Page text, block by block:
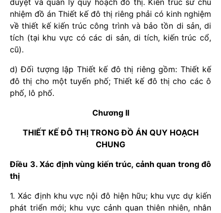
duyệt và quản lý quy hoạch đô thị. Kiến trúc sư chủ
nhiệm đồ án Thiết kế đô thị riêng phải có kinh nghiệm
về thiết kế kiến trúc công trình và bảo tồn di sản, di
tích (tại khu vực có các di sản, di tích, kiến trúc cổ,
cũ).
d) Đối tượng lập Thiết kế đô thị riêng gồm: Thiết kế
đô thị cho một tuyến phố; Thiết kế đô thị cho các ô
phố, lô phố.
Chương II
THIẾT KẾ ĐÔ THỊ TRONG ĐỒ ÁN QUY HOẠCH
CHUNG
Điều 3. Xác định vùng kiến trúc, cảnh quan trong đô
thị
1. Xác định khu vực nội đô hiện hữu; khu vực dự kiến
phát triển mới; khu vực cảnh quan thiên nhiên, nhân